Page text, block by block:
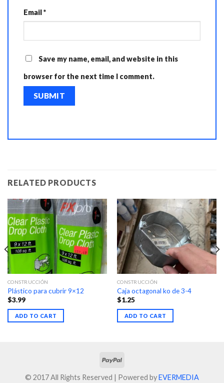
Email*
Save my name, email, and website in this
browser for the next time I comment.
RELATED PRODUCTS
CONSTRUCCIÓN
Plástico para cubrir 9×12
$3.99
ADD TO CART
CONSTRUCCIÓN
Caja octagonal ko de 3-4
$1.25
ADD TO CART
© 2017 All Rights Reserved | Powered byEVERMEDIA